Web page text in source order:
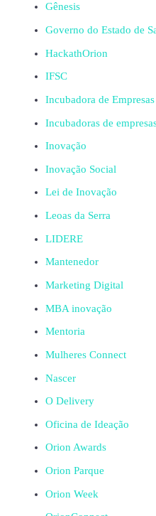
Gênesis
Governo do Estado de
HackathOrion
IFSC
Incubadora de Empresas
Incubadoras de
Inovação
Inovação Social
Lei de Inovação
Leoas da Serra
LIDERE
Mantenedor
Marketing Digital
MBA inovação
Mentoria
Mulheres Connect
Nascer
O Delivery
Oficina de Ideação
Orion Awards
Orion Parque
Orion Week